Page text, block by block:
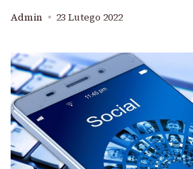
Admin 23 Lutego 2022